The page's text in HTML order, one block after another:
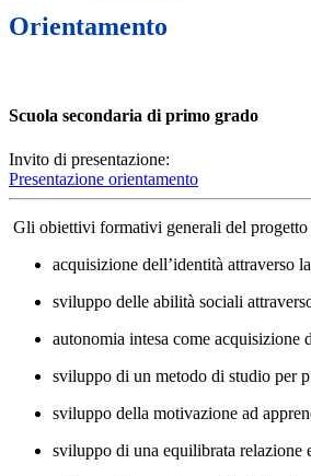
Orientamento
Scuola secondaria di primo grado
Invito di presentazione:
Presentazione orientamento
Gli obiettivi formativi generali del progetto
acquisizione dell’identità attraverso
sviluppo delle abilità sociali
autonomia intesa come
sviluppo di un metodo di studio per
sviluppo della motivazione ad
sviluppo di una equilibrata relazione